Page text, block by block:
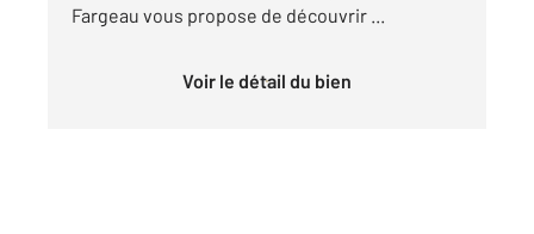
Fargeau vous propose de découvrir ...
Voir le détail du bien